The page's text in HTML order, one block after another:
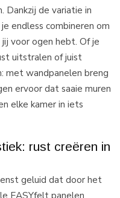
Dankzij de variatie in
endless combineren om
voor ogen hebt. Of je
uitstralen of juist
met wandpanelen breng
ervoor dat saaie muren
elke kamer in iets
rust creëren in
geluid dat door het